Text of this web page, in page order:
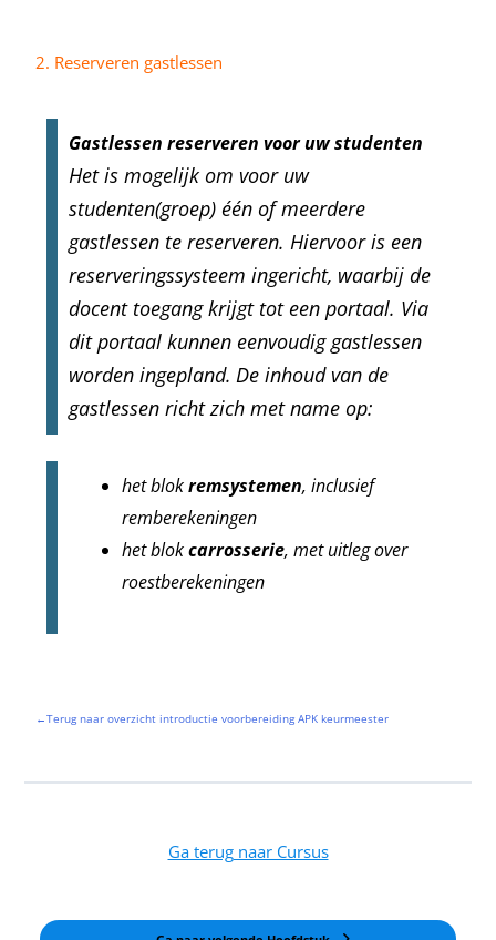
2. Reserveren gastlessen
Gastlessen reserveren voor uw studenten
Het is mogelijk om voor uw
studenten(groep) één of meerdere
gastlessen te reserveren. Hiervoor is een
reserveringssysteem ingericht, waarbij de
docent toegang krijgt tot een portaal. Via
dit portaal kunnen eenvoudig gastlessen
worden ingepland. De inhoud van de
gastlessen richt zich met name op:
het blokremsystemen, inclusief
remberekeningen
het blokcarrosserie, met uitleg over
roestberekeningen
←Terug naar overzicht introductie voorbereiding APK keurmeester
Ga terug naar Cursus